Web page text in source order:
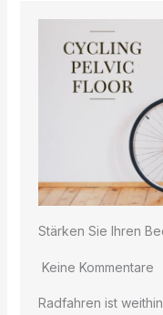
Stärken Sie Ihren
Keine Kommentare
Radfahren ist